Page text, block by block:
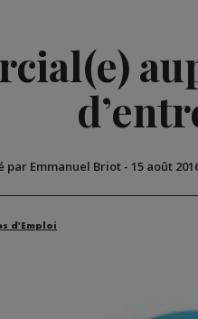
par Emmanuel Briot - 15 août
d'Emploi